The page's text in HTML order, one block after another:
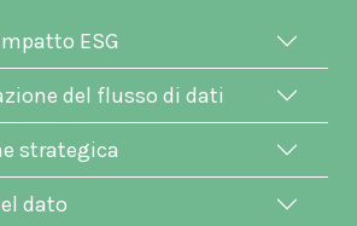
ESG
del flusso di dati
strategica
dato